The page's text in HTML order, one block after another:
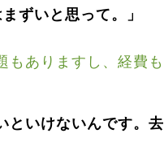
ずいと思って。」
もありますし、経費も
といけないんです。去